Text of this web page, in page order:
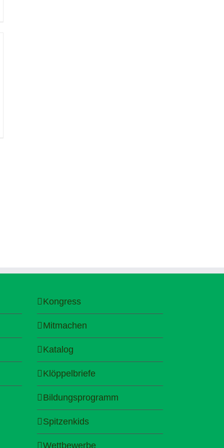
Kongress
Mitmachen
Katalog
Klöppelbriefe
Bildungsprogramm
Spitzenkids
Wettbewerbe